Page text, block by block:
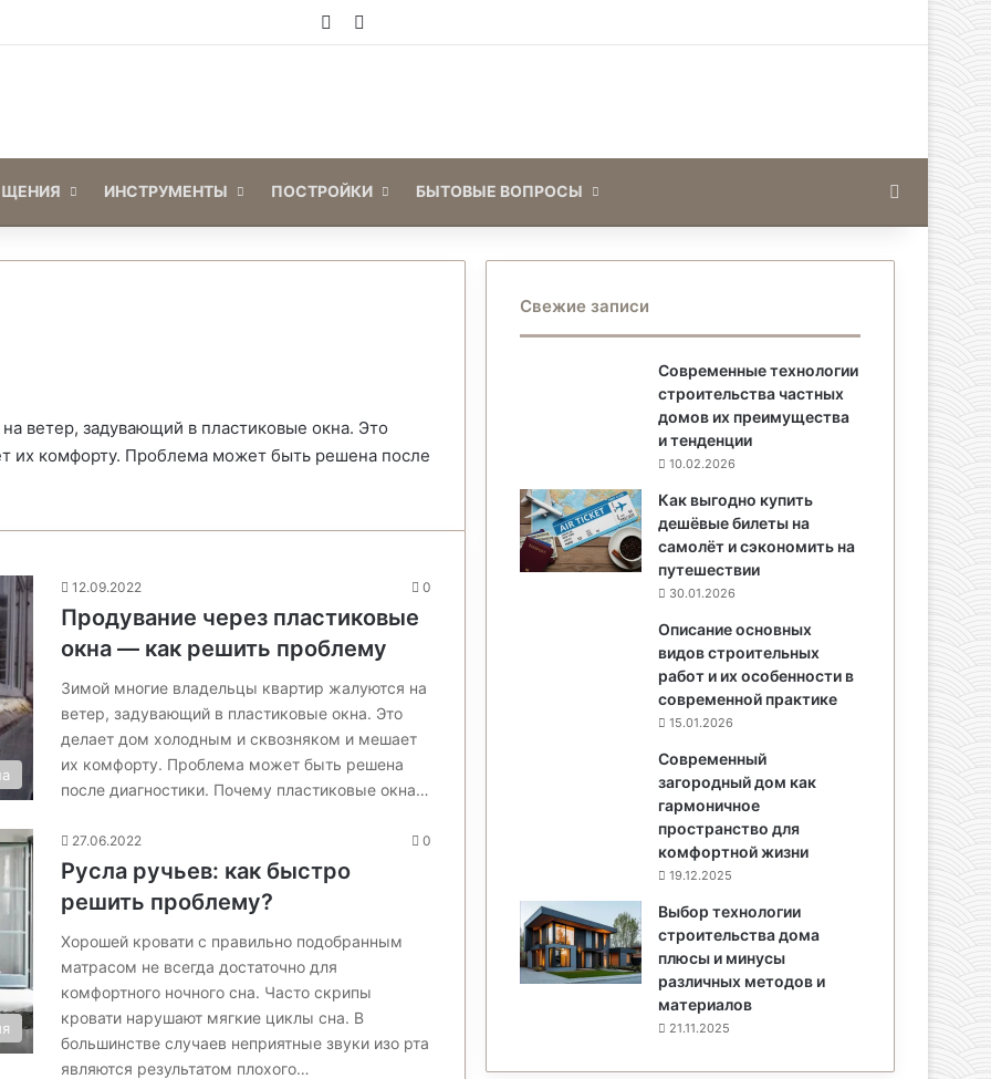
Войти
ИНСТРУМЕНТЫ ПОСТРОЙКИ БЫТОВЫЕ ВОПРОСЫ Искать
ветер, задувающий в пластиковые окна. Это
их комфорту. Проблема может быть решена после
12.09.2022 0
Продувание через пластиковые
окна — как решить проблему
Зимой многие владельцы квартир жалуются на
ветер, задувающий в пластиковые окна. Это
делает дом холодным и сквозняком и мешает
их комфорту. Проблема может быть решена
после диагностики. Почему пластиковые окна…
27.06.2022 0
Русла ручьев: как быстро
решить проблему?
Хорошей кровати с правильно подобранным
матрасом не всегда достаточно для
комфортного ночного сна. Часто скрипы
кровати нарушают мягкие циклы сна. В
большинстве случаев неприятные звуки изо рта
являются результатом плохого…
Свежие записи
Современные технологии
строительства частных
домов их преимущества
и тенденции
10.02.2026
Как выгодно купить
дешёвые билеты на
самолёт и сэкономить на
путешествии
30.01.2026
Описание основных
видов строительных
работ и их особенности в
современной практике
15.01.2026
Современный
загородный дом как
гармоничное
пространство для
комфортной жизни
19.12.2025
Выбор технологии
строительства дома
плюсы и минусы
различных методов и
материалов
21.11.2025